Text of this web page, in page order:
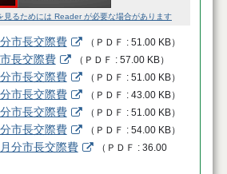
見るためには Reader が必要な場合があります
市長交際費 （ ＰＤＦ 51.00 KB）
長交際費 （ ＰＤＦ 57.00 KB）
市長交際費 （ ＰＤＦ 51.00 KB）
市長交際費 （ ＰＤＦ 43.00 KB）
市長交際費 （ ＰＤＦ 51.00 KB）
市長交際費 （ ＰＤＦ 54.00 KB）
分市長交際費 （ ＰＤＦ
36.00